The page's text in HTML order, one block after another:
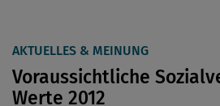
AKTUELLES & MEINUNG
Voraussichtliche
Werte 2012